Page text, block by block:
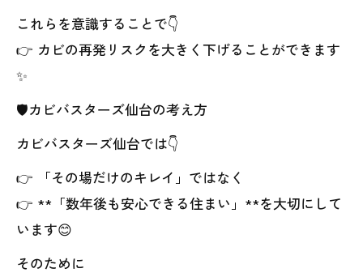
これらを意識することで👇
👉 カビの再発リスクを大きく下げることができます
✨
🛡カビバスターズ仙台の考え方
カビバスターズ仙台では👇
👉 「その場だけのキレイ」ではなく
👉 **「数年後も安心できる住まい」**を大切にして
います😊
そのために